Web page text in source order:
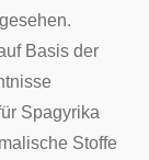
Basis der
Spagyrika
Stoffe